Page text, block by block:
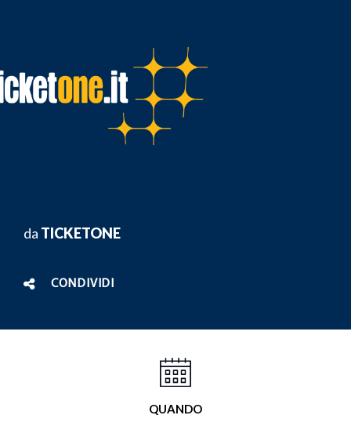
da TICKETONE
CONDIVIDI
QUANDO